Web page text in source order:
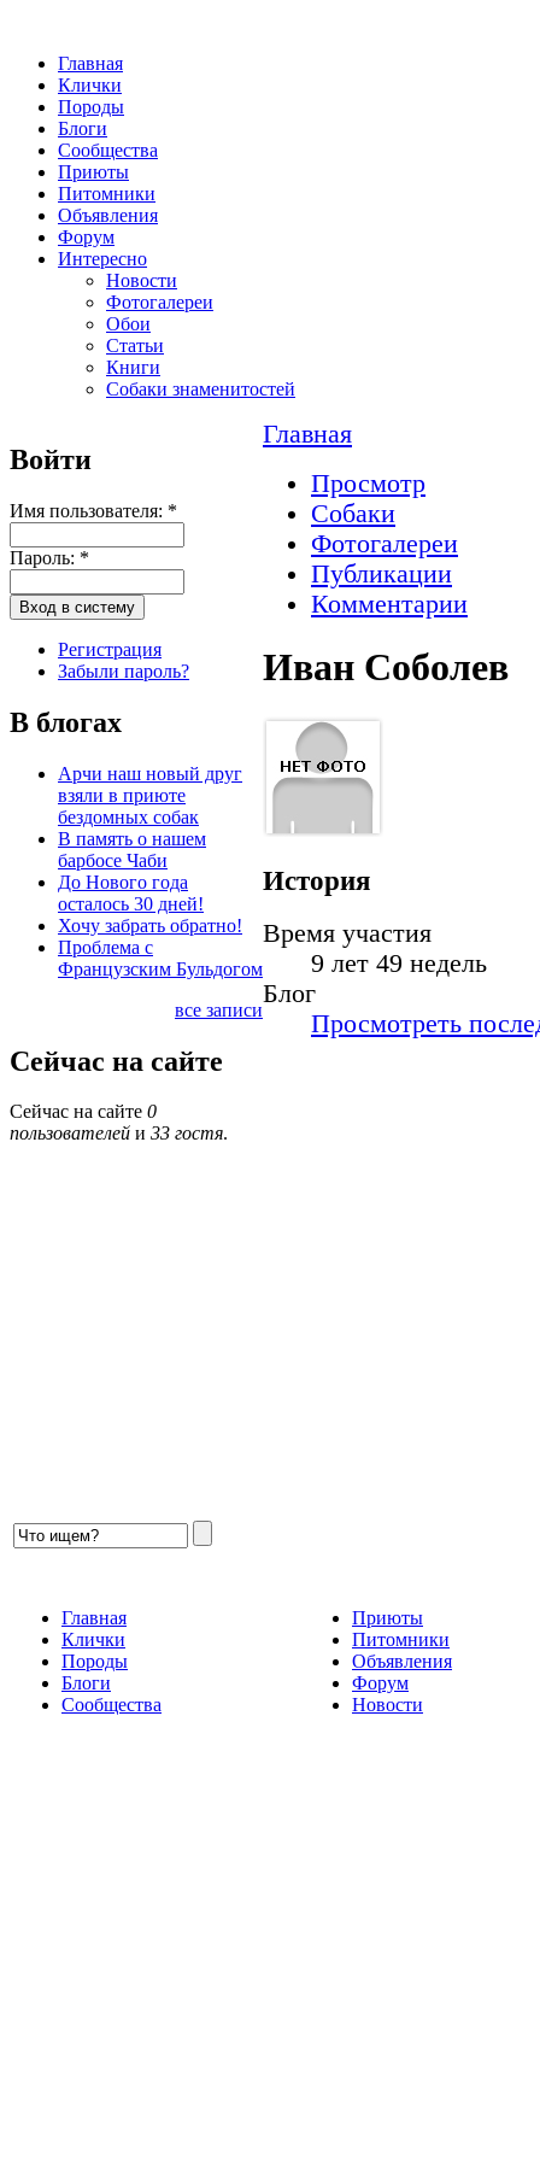
Главная
Клички
Породы
Блоги
Сообщества
Приюты
Питомники
Объявления
Форум
Интересно
Новости
Фотогалереи
Обои
Статьи
Книги
Собаки знаменитостей
Войти
Имя пользователя: *
Пароль: *
Регистрация
Забыли пароль?
В блогах
Арчи наш новый друг
взяли в приюте
бездомных собак
В память о нашем
барбосе Чаби
До Нового года
осталось 30 дней!
Хочу забрать обратно!
Проблема с
Французским Бульдогом
все записи
Сейчас на сайте
Сейчас на сайте 0
пользователей и 33 гостя.
Главная
Просмотр
Собаки
Фотогалереи
Публикации
Комментарии
Иван Соболев
История
Время участия
9 лет 49 недель
Блог
Просмотреть
Главная
Клички
Породы
Блоги
Сообщества
Приюты
Питомники
Объявления
Форум
Новости